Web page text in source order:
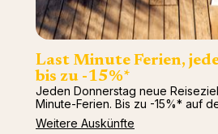
Last Minute Ferien,
bis zu -15%*
Jeden Donnerstag neue
Minute-Ferien. Bis zu -15%* auf
Weitere Auskünfte